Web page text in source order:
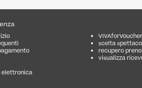
VIVAforVoucher
scelta
recupero
visualizza